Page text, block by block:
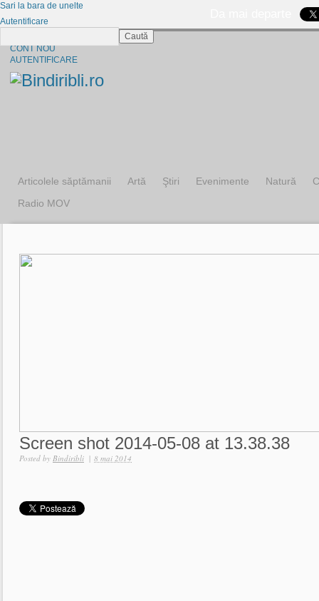
CONT NOU
AUTENTIFICARE
Articolele săptămanii Artă Ştiri Evenimente Natură
Radio MOV
Screen shot 2014-05-08 at 13.38.38
Posted by Bindiribli | 8 mai 2014
Sari la bara de unelte
Autentificare
Caută